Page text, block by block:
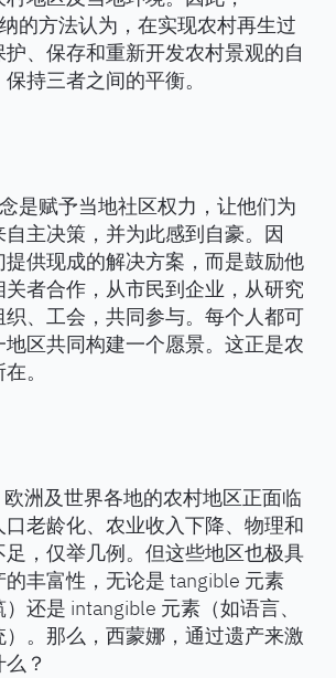
的方法认为，在实现农村再生过
、保存和重新开发农村景观的自
持三者之间的平衡。
是赋予当地社区权力，让他们为
主决策，并为此感到自豪。因
供现成的解决方案，而是鼓励他
者合作，从市民到企业，从研究
、工会，共同参与。每个人都可
区共同构建一个愿景。这正是农
。
洲及世界各地的农村地区正面临
老龄化、农业收入下降、物理和
，仅举几例。但这些地区也极具
丰富性，无论是 tangible 元素
）还是 intangible 元素（如语言、
。那么，西蒙娜，通过遗产来激
？